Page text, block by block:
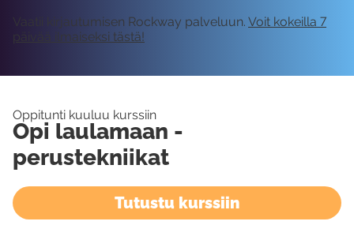
Vaatii kirjautumisen Rockway palveluun. Voit kokeilla 7
päivää ilmaiseksi tästä!
Oppitunti kuuluu kurssiin
Opi laulamaan -
perustekniikat
Tutustu kurssiin